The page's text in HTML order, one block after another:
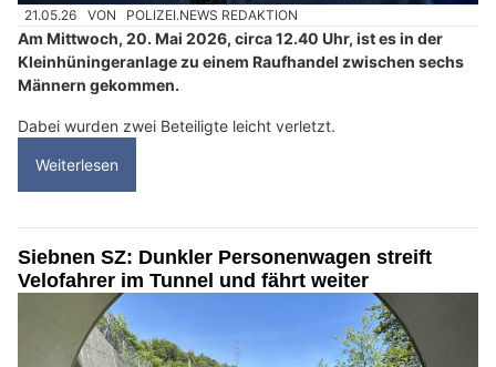
21.05.26 VON POLIZEI.NEWS REDAKTION
Am Mittwoch, 20. Mai 2026, circa 12.40 Uhr, ist es in der
Kleinhüningeranlage zu einem Raufhandel zwischen sechs
Männern gekommen.
Dabei wurden zwei Beteiligte leicht verletzt.
Weiterlesen
Siebnen SZ: Dunkler Personenwagen streift
Velofahrer im Tunnel und fährt weiter